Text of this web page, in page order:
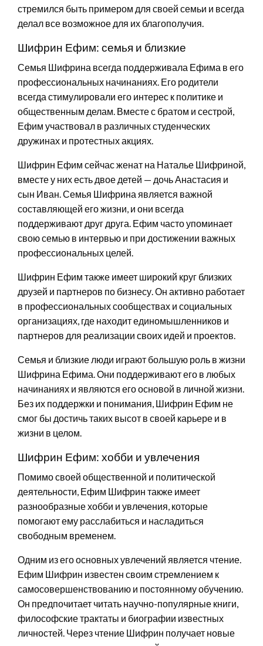
стремился быть примером для своей семьи и всегда
делал все возможное для их благополучия.
Шифрин Ефим: семья и близкие
Семья Шифрина всегда поддерживала Ефима в его
профессиональных начинаниях. Его родители
всегда стимулировали его интерес к политике и
общественным делам. Вместе с братом и сестрой,
Ефим участвовал в различных студенческих
дружинах и протестных акциях.
Шифрин Ефим сейчас женат на Наталье Шифриной,
вместе у них есть двое детей — дочь Анастасия и
сын Иван. Семья Шифрина является важной
составляющей его жизни, и они всегда
поддерживают друг друга. Ефим часто упоминает
свою семью в интервью и при достижении важных
профессиональных целей.
Шифрин Ефим также имеет широкий круг близких
друзей и партнеров по бизнесу. Он активно работает
в профессиональных сообществах и социальных
организациях, где находит единомышленников и
партнеров для реализации своих идей и проектов.
Семья и близкие люди играют большую роль в жизни
Шифрина Ефима. Они поддерживают его в любых
начинаниях и являются его основой в личной жизни.
Без их поддержки и понимания, Шифрин Ефим не
смог бы достичь таких высот в своей карьере и в
жизни в целом.
Шифрин Ефим: хобби и увлечения
Помимо своей общественной и политической
деятельности, Ефим Шифрин также имеет
разнообразные хобби и увлечения, которые
помогают ему расслабиться и насладиться
свободным временем.
Одним из его основных увлечений является чтение.
Ефим Шифрин известен своим стремлением к
самосовершенствованию и постоянному обучению.
Он предпочитает читать научно-популярные книги,
философские трактаты и биографии известных
личностей. Через чтение Шифрин получает новые